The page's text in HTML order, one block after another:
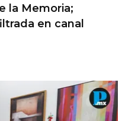
la Memoria;
en canal